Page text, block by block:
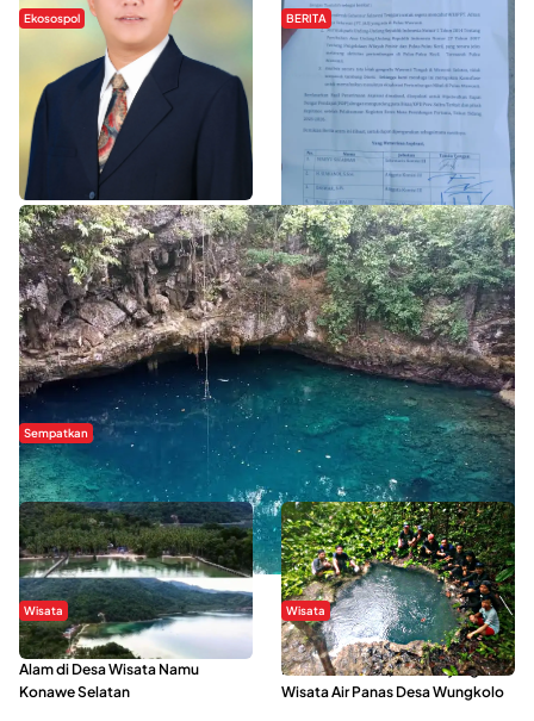
Ekosospol
Slogan Pemberdayaan Lokal
Dinilai Hanya Pemanis, Tokoh
Pemuda Wilalang Kritik Dominasi
Orang Luar
BERITA
Hipmawani Bersama DPRD Sultra
Sepakati RDP Perihal IUP
Pertambangan di Pulau Wawonii
WISATA SULTRA >>
Sempatkan
Danau Rebi-Rebi, Pesona Alam Tersembunyi di Morowali
Wisata
Menikmati Suasana Keindahan
Alam di Desa Wisata Namu
Konawe Selatan
Wisata
Sering Menjadi Tempat Refreshing
Mahasiswa KKN, Yuk Kunjungi
Wisata Air Panas Desa Wungkolo